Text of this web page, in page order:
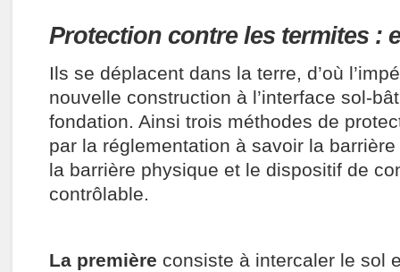
Protection contre les termites :
Ils se déplacent dans la terre, d’où
nouvelle construction à l’interface sol-
fondation. Ainsi trois méthodes de
par la réglementation à savoir la
la barrière physique et le dispositif de
contrôlable.
La première consiste à intercaler le sol